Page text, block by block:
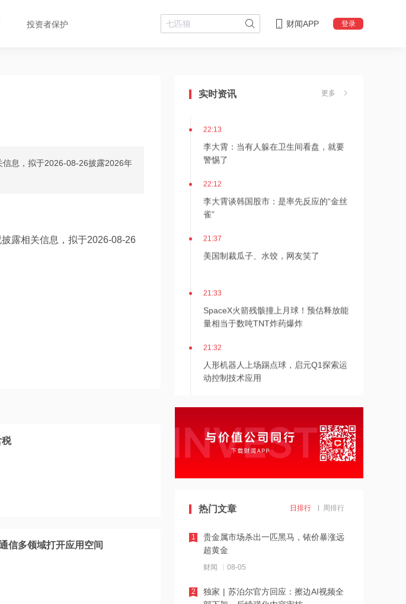
投资者保护 财闻APP 登录
息，拟于2026-08-26披露2026年
露相关信息，拟于2026-08-26
税
信多领域打开应用空间
实时资讯 更多
李大霄：华尔街收割韩国市场痕迹明显
22:13
李大霄：当有人躲在卫生间看盘，就要
警惕了
22:12
李大霄谈韩国股市：是率先反应的“金丝
雀”
21:37
美国制裁瓜子、水饺，网友笑了
21:33
SpaceX火箭残骸撞上月球！预估释放能
量相当于数吨TNT炸药爆炸
21:32
人形机器人上场踢点球，启元Q1探索运
动控制技术应用
以扩展自改进AI
21:29
级，目标价58.57港元
21:27
跌！花旗、杰富瑞同日下调闪迪目标价
热门文章 日排行 周排行
贵金属市场杀出一匹黑马，铱价暴涨远
超黄金
财闻 08-05
1
独家 | 苏泊尔官方回应：擦边AI视频全
2